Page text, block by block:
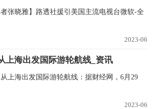
者张晓雅】路透社援引美国主流电视台微软-全
2023-06
上海出发国际游轮航线_资讯
上海出发国际游轮航线：据财经网，6月29
2023-06